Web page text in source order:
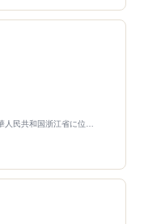
人民共和国浙江省に位…